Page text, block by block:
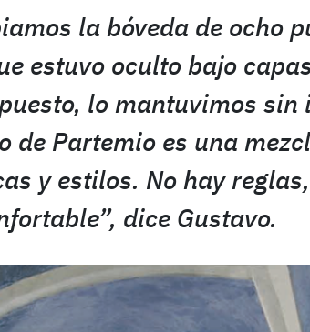
la bóveda de ocho
estuvo oculto bajo
lo mantuvimos sin
de Partemio es una
y estilos. No hay
dice Gustavo.